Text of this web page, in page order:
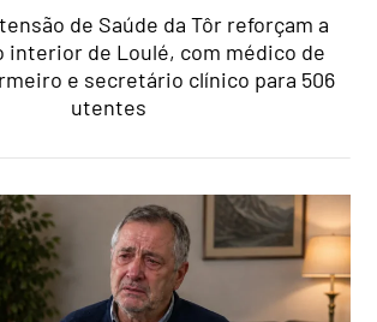
de Saúde da Tôr reforçam a
interior de Loulé, com médico de
e secretário clínico para 506
utentes